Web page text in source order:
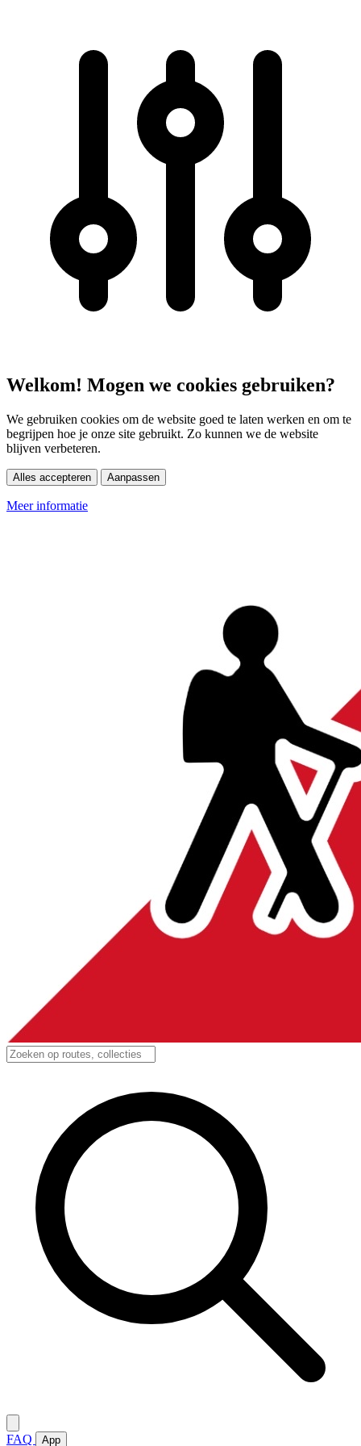
Welkom! Mogen we cookies gebruiken?
We gebruiken cookies om de website goed te laten werken en om te
begrijpen hoe je onze site gebruikt. Zo kunnen we de website
blijven verbeteren.
Alles accepteren Aanpassen
Meer informatie
FAQ App